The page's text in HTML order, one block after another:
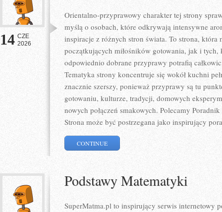
14 CZE
2026
Orientalno-przyprawowy charakter tej strony
myślą o osobach, które odkrywają intensywne
inspiracje z różnych stron świata. To strona, która
początkujących miłośników gotowania, jak i
odpowiednio dobrane przyprawy potrafią
Tematyka strony koncentruje się wokół kuchni
znacznie szerszy, ponieważ przyprawy są tu
gotowaniu, kulturze, tradycji, domowych
nowych połączeń smakowych. Polecamy
Strona może być postrzegana jako inspirujący
CONTINUE
Podstawy Matematyki
SuperMatma.pl to inspirujący serwis internetowy